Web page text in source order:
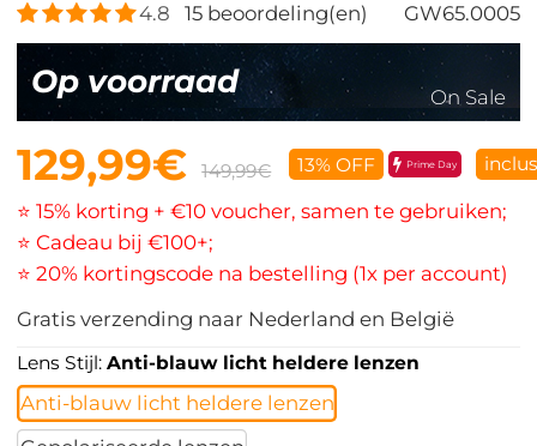
4.8 15beoordeling(en) GW65.0005
Op voorraad On Sale
129,99€ 149,99€ 13% OFF Prime Day
⭐ 15% korting + €10 voucher, samen te gebruiken;
⭐ Cadeau bij €100+;
⭐ 20% kortingscode na bestelling (1x per account)
Gratis verzending naar Nederland en België
Lens Stijl:Anti-blauw licht heldere lenzen
Anti-blauw licht heldere lenzen